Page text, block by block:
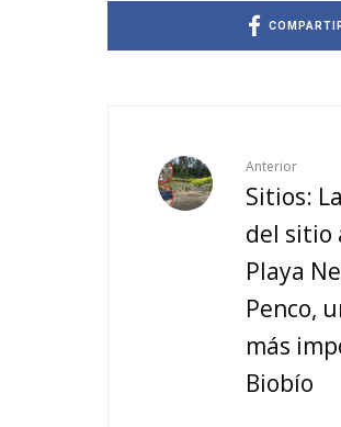
Anterior
Sitios:
del sitio
Playa
Penco,
más
Biobío